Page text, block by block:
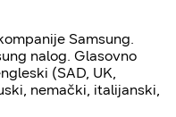
Samsung.
nalog. Glasovno
(SAD, UK,
nemački, italijanski,